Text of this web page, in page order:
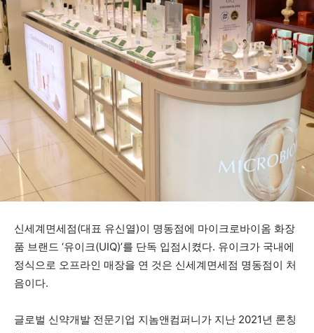
신세계면세점(대표 유신열)이 명동점에 마이크로바이옴 화장
품 브랜드 ‘유이크(UIQ)’를 단독 입점시켰다. 유이크가 국내에
정식으로 오프라인 매장을 연 것은 신세계면세점 명동점이 처
음이다.
글로벌 신약개발 전문기업 지놈앤컴퍼니가 지난 2021년 론칭